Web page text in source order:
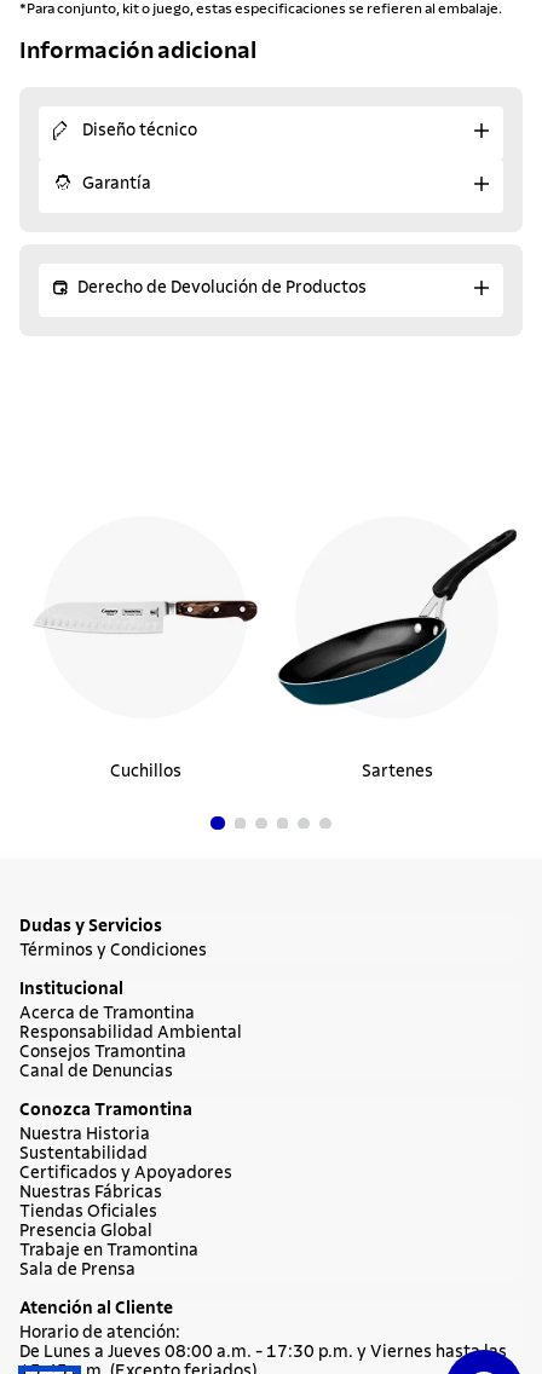
*Para conjunto, kit o juego, estas especificaciones se refieren al embalaje.
Información adicional
Diseño técnico
Garantía
Derecho de Devolución de Productos
Cuchillos Sartenes
Dudas y Servicios
Términos y Condiciones
Institucional
Acerca de Tramontina
Responsabilidad Ambiental
Consejos Tramontina
Canal de Denuncias
Conozca Tramontina
Nuestra Historia
Sustentabilidad
Certificados y Apoyadores
Nuestras Fábricas
Tiendas Oficiales
Presencia Global
Trabaje en Tramontina
Sala de Prensa
Atención al Cliente
Horario de atención:
De Lunes a Jueves 08:00 a.m. - 17:30 p.m. y Viernes hasta las